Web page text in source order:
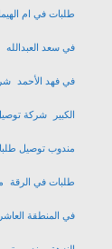
طلبات في ام
في سعد العبدالله
في فهد الأحمد
الكبير شركة
مندوب توصيل
طلبات في الرقة
في المنطقة